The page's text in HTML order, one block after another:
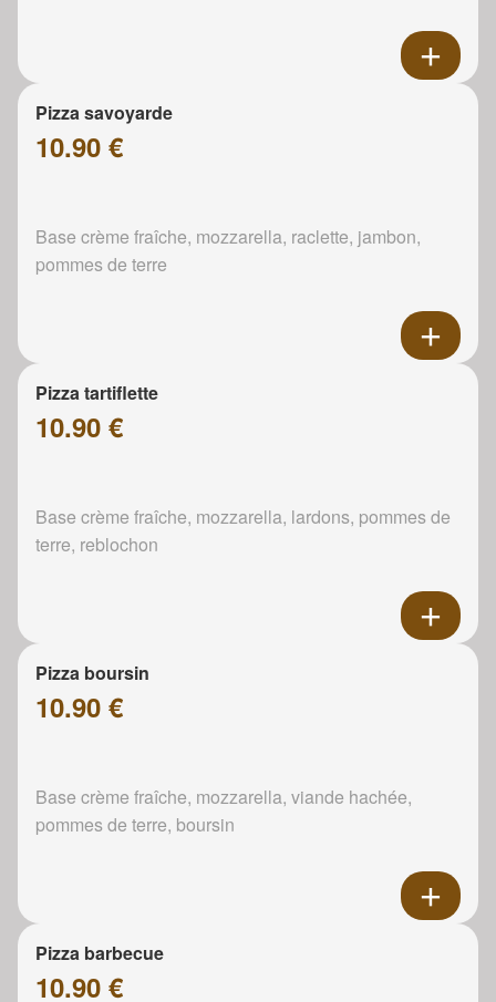
Pizza savoyarde
10.90 €
Base crème fraîche, mozzarella, raclette, jambon,
pommes de terre
Pizza tartiflette
10.90 €
Base crème fraîche, mozzarella, lardons, pommes de
terre, reblochon
Pizza boursin
10.90 €
Base crème fraîche, mozzarella, viande hachée,
pommes de terre, boursin
Pizza barbecue
10.90 €